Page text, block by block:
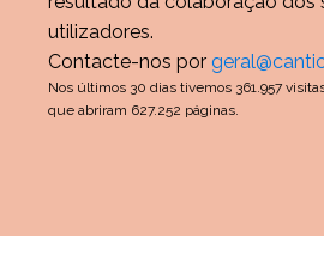
utilizadores.
Contacte-nos por
Nos últimos 30 dias tivemos 361.957
que abriram 627.252 páginas.